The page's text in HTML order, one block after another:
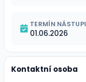
TERMÍN
01.06.2026
Kontaktní osoba